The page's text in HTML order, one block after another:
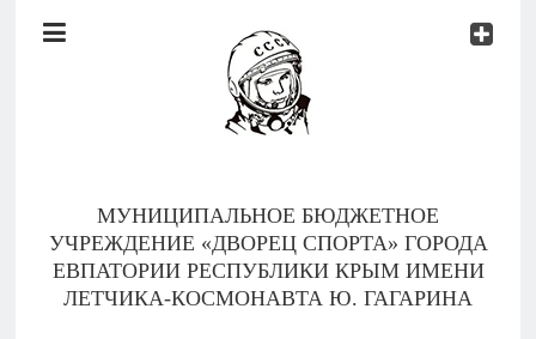
Документы
МУНИЦИПАЛЬНОЕ БЮДЖЕТНОЕ
УЧРЕЖДЕНИЕ «ДВОРЕЦ СПОРТА» ГОРОДА
ЕВПАТОРИИ РЕСПУБЛИКИ КРЫМ ИМЕНИ
ЛЕТЧИКА-КОСМОНАВТА Ю. ГАГАРИНА